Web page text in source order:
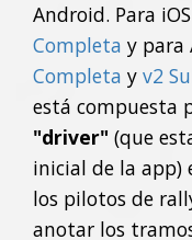
Android. Para
Completa y para
Completa y v2
está compuesta
"driver" (que
inicial de la app)
los pilotos de
anotar los